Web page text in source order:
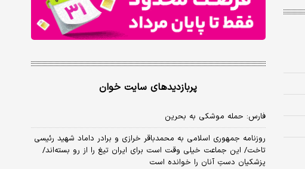
پربازدیدهای سایت خوان
فارس: حمله موشکی به بحرین
روزنامه جمهوری اسلامی به محمدباقر خرازی و برادر داماد شهید رئیسی
تاخت/ این جماعت خیلی وقت است برای ایران تیغ را از رو بسته‌اند/
پزشکیان دستِ آنان را خوانده است